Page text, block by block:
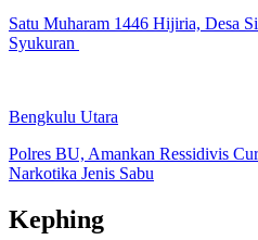
Satu Muharam 1446 Hijiria, Desa
Syukuran
Bengkulu Utara
Polres BU, Amankan Ressidivis
Narkotika Jenis Sabu
Kephing